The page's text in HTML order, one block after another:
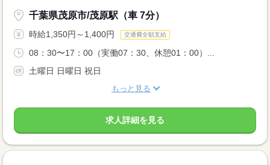
千葉県茂原市/茂原駅（車 7分）
時給1,350円～1,400円 交通費全額支給
08：30〜17：00（実働07：30、休憩01：00）...
土曜日 日曜日 祝日
もっと見る
求人詳細を見る